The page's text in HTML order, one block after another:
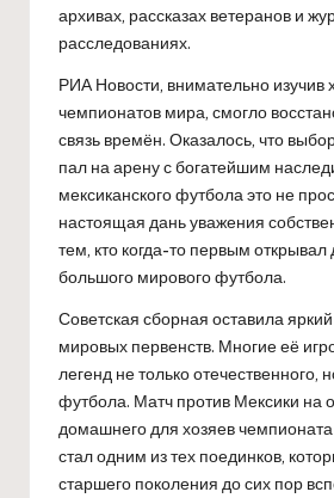
архивах, рассказах ветеранов и
расследованиях.
РИА Новости, внимательно изучив
чемпионатов мира, смогло
связь времён. Оказалось, что
пал на арену с богатейшим
мексиканского футбола это не
настоящая дань уважения
тем, кто когда-то первым
большого мирового футбола.
Советская сборная оставила
мировых первенств. Многие её
легенд не только отечественного,
футбола. Матч против Мексики на
домашнего для хозяев
стал одним из тех поединков,
старшего поколения до сих пор